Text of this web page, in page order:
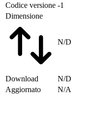
Codice versione -1
Dimensione
N/D
Download N/D
Aggiornato
N/A